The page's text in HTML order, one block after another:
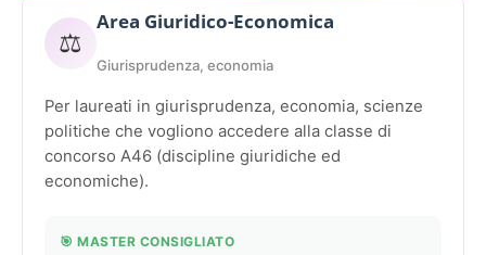
⚖️
Area Giuridico-Economica
Giurisprudenza, economia
Per laureati in giurisprudenza, economia, scienze
politiche che vogliono accedere alla classe di
concorso A46 (discipline giuridiche ed
economiche).
🎯 MASTER CONSIGLIATO